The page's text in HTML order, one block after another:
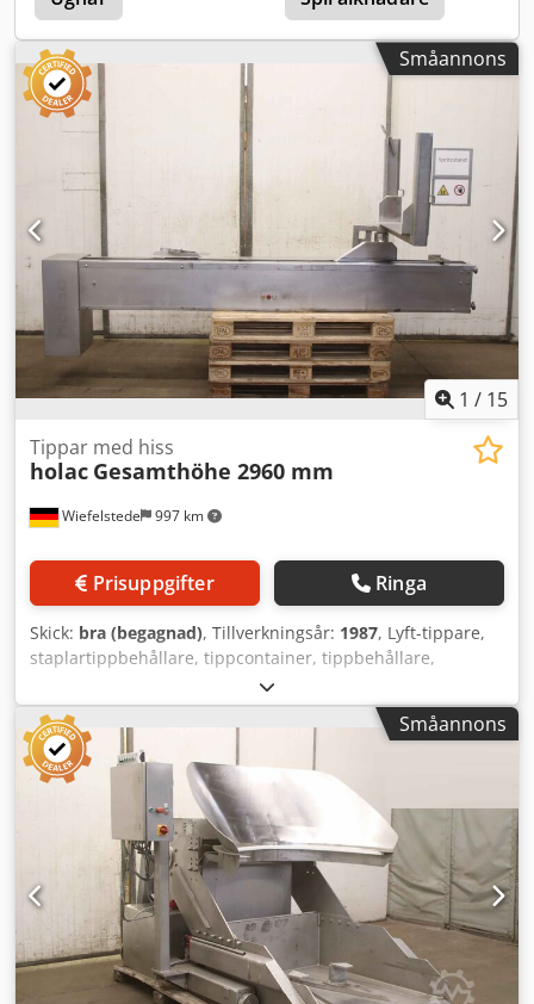
Småannons
1 / 15
Wiefelstede 997 km
Tippar med hiss
holac Gesamthöhe 2960 mm
Prisuppgifter Ringa
Skick: bra (begagnad), Tillverkningsår: 1987, Lyft-tippare,
staplartippbehållare, tippcontainer, tippbehållare,
staplartråg, -Tillverkare: holac, tippmekanism i rostfritt stål
Dwedpfxovx Ni To Akqoa -Maskinnummer: 4.023.17.9/1 -
Användning: för livsmedelsindustrin med höjdjusterbar
tippfunktion -Inställd tipphöjd: 2000 mm (kan ändras mot
extra kostnad till max ca 2500 mm) -Totalhöjd: 2960 mm -
Enskilda komponenter/mått: se bilder -Transportmått:
2960/600/H1630 mm -Vikt: 470 kg
Småannons